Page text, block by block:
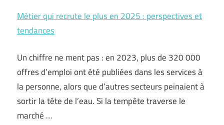
Métier qui recrute le plus en 2025 : perspectives et
tendances
Un chiffre ne ment pas : en 2023, plus de 320 000
offres d’emploi ont été publiées dans les services à
la personne, alors que d’autres secteurs peinaient à
sortir la tête de l’eau. Si la tempête traverse le
marché …